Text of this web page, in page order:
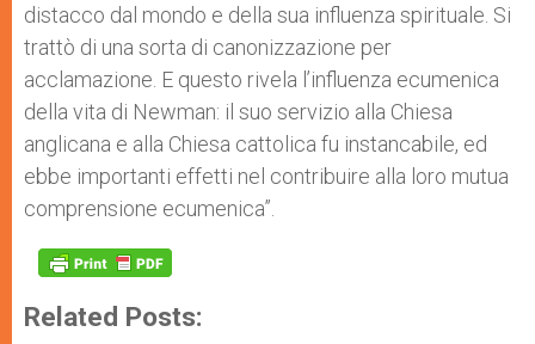
distacco dal mondo e della sua influenza spirituale. Si
trattò di una sorta di canonizzazione per
acclamazione. E questo rivela l’influenza ecumenica
della vita di Newman: il suo servizio alla Chiesa
anglicana e alla Chiesa cattolica fu instancabile, ed
ebbe importanti effetti nel contribuire alla loro mutua
comprensione ecumenica”.
Related Posts: